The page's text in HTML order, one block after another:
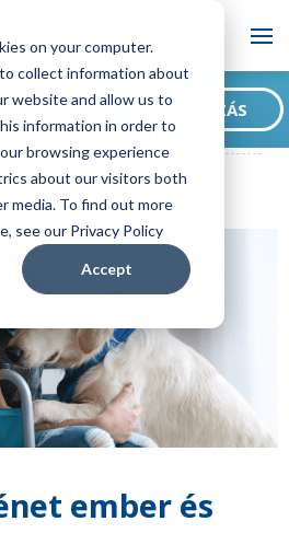
on your computer.
collect information about
website and allow us to
information in order to
browsing experience
about our visitors both
media. To find out more
see our Privacy Policy
Accept
Blog
ember és kutya barátságáról
FELIRATKOZÁS
ember és